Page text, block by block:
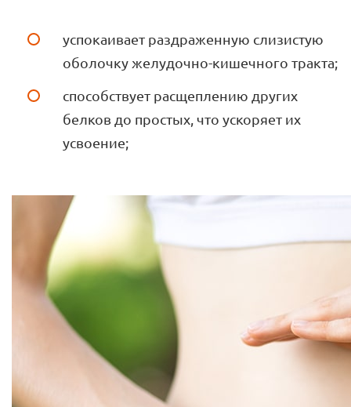
успокаивает раздраженную слизистую
оболочку желудочно-кишечного тракта;
способствует расщеплению других
белков до простых, что ускоряет их
усвоение;